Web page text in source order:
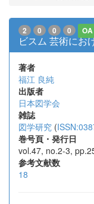
2 0 0 0 OA
ビスム 芸術にお
著者
福江 良純
出版者
日本図学会
雑誌
図学研究 (
巻号頁・発行日
vol.47, no.2-3,
参考文献数
18